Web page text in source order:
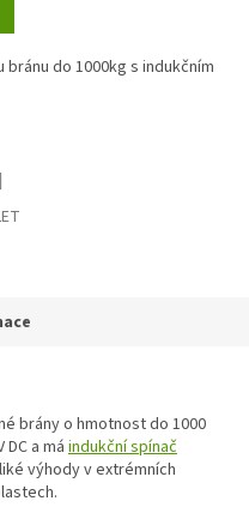
bránu do 1000kg s indukčním
brány o hmotnost do 1000
a má indukční spínač
výhody v extrémních